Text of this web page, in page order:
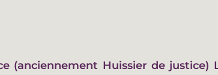
(anciennement Huissier de justice)